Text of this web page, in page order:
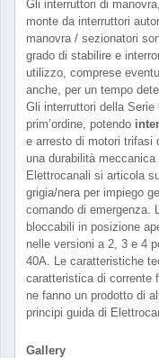
Gli interruttori di
monte da interruttori
manovra / sezionatori
grado di stabilire e
utilizzo, comprese
anche, per un tempo
Gli interruttori della
prim’ordine, potendo
e arresto di motori trifasi
una durabilità
Elettrocanali si articola
grigia/nera per impiego
comando di emergenza.
bloccabili in posizione
nelle versioni a 2, 3 e 4
40A. Le caratteristiche
caratteristica di corrente
ne fanno un prodotto di
principi guida di
Gallery